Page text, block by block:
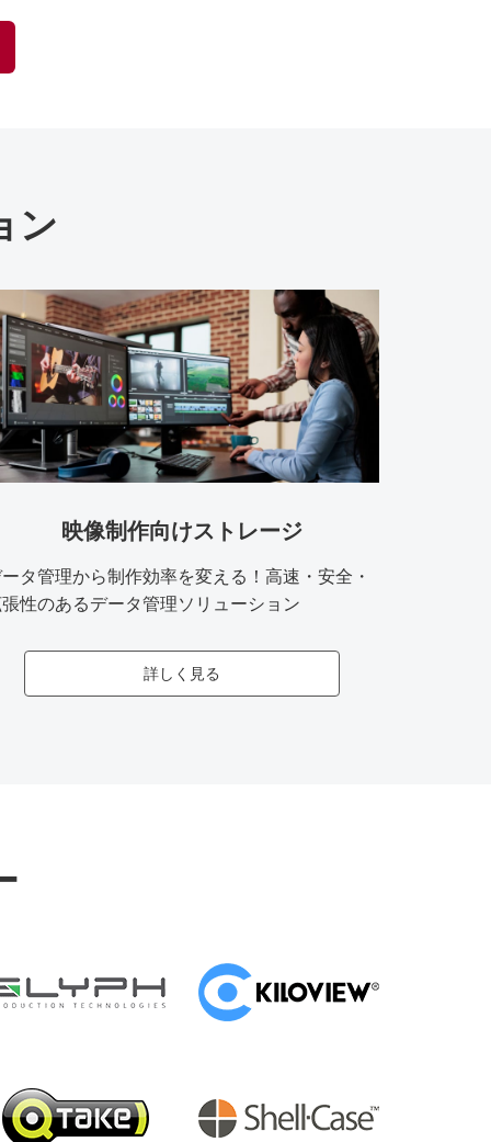
ン
映像制作向けストレージ
タ管理から制作効率を変える！高速・安全・
性のあるデータ管理ソリューション
詳しく見る